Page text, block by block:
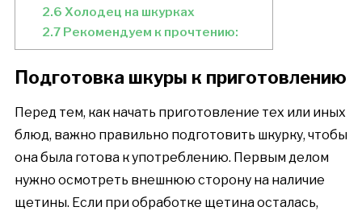
2.6 Холодец на шкурках
2.7Рекомендуем к прочтению:
Подготовка шкуры к приготовлению
Перед тем, как начать приготовление тех или иных
блюд, важно правильно подготовить шкурку, чтобы
она была готова к употреблению. Первым делом
нужно осмотреть внешнюю сторону на наличие
щетины. Если при обработке щетина осталась,